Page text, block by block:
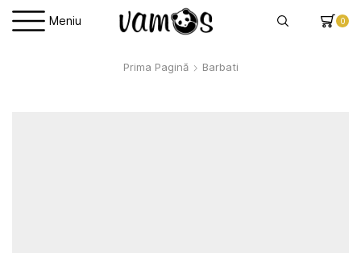
Meniu 0
Prima Pagină Barbati